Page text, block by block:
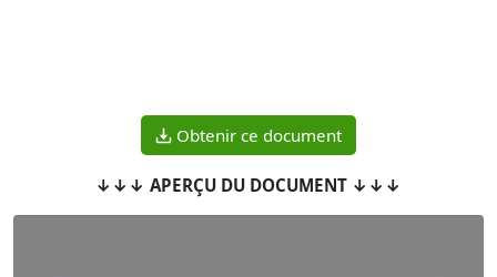
Obtenir ce document
↓↓↓ APERÇU DU DOCUMENT ↓↓↓